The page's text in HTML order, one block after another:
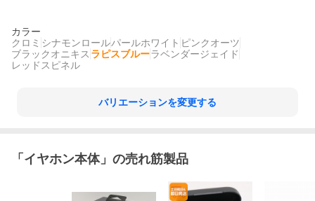
カラー
クロミ シナモンロールパールホワイト ピンクオーツ
ブラックオニキス ラピスブルーラベンダージェイド
レッドスピネル
バリエーションを変更する
「 イヤホン本体」の売れ筋製品